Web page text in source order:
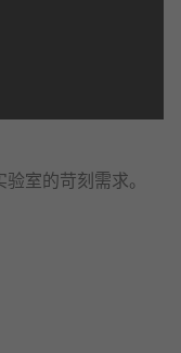
室的苛刻需求。